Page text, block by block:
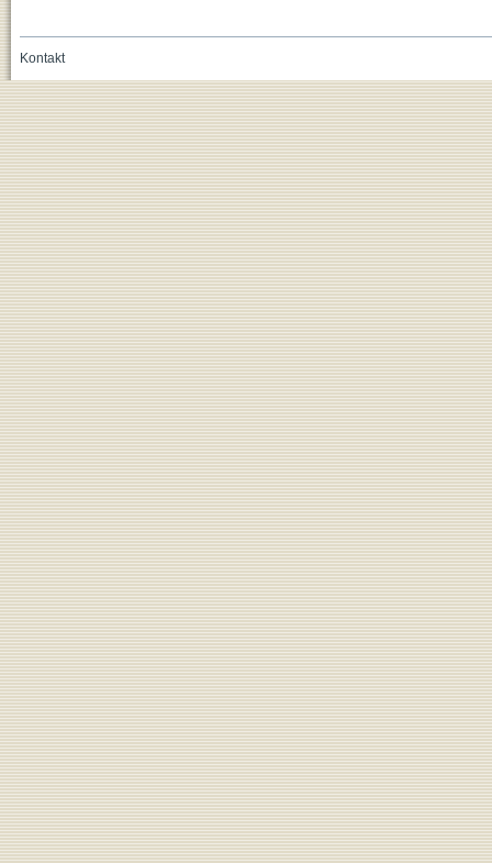
Kontakt